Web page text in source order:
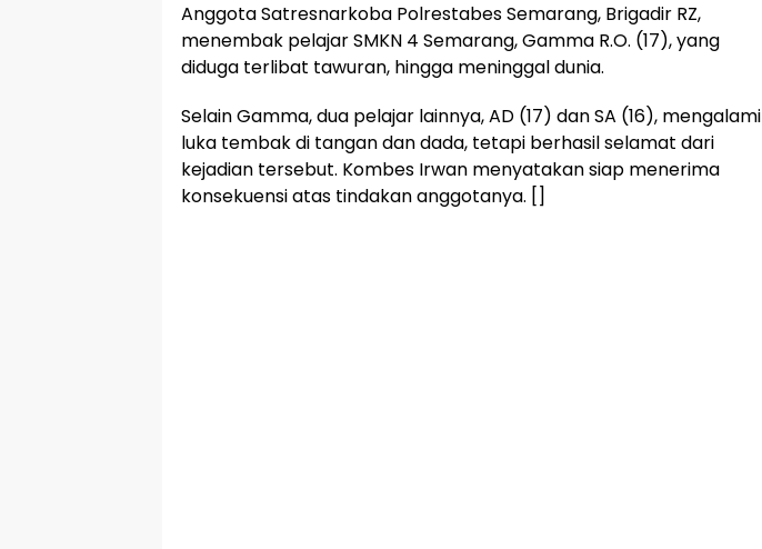
Anggota Satresnarkoba Polrestabes Semarang, Brigadir RZ,
menembak pelajar SMKN 4 Semarang, Gamma R.O. (17), yang
diduga terlibat tawuran, hingga meninggal dunia.
Selain Gamma, dua pelajar lainnya, AD (17) dan SA (16), mengalami
luka tembak di tangan dan dada, tetapi berhasil selamat dari
kejadian tersebut. Kombes Irwan menyatakan siap menerima
konsekuensi atas tindakan anggotanya. []